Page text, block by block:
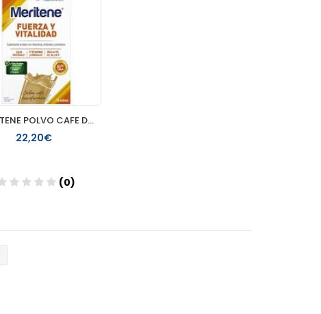
MERITENE POLVO CAFE DESCAFEINADO 15 SOBRES
22,20€
(0)